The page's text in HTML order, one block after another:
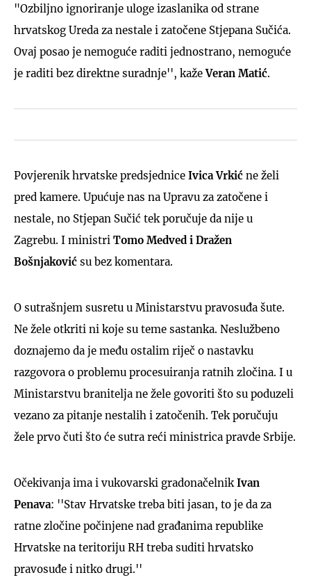
"Ozbiljno ignoriranje uloge izaslanika od strane
hrvatskog Ureda za nestale i zatočene Stjepana Sučića.
Ovaj posao je nemoguće raditi jednostrano, nemoguće
je raditi bez direktne suradnje'', kažeVeran Matić.
Povjerenik hrvatske predsjednice Ivica Vrkić ne želi
pred kamere. Upućuje nas na Upravu za zatočene i
nestale, no Stjepan Sučić tek poručuje da nije u
Zagrebu. I ministri Tomo Medved i Dražen
Bošnjaković su bez komentara.
O sutrašnjem susretu u Ministarstvu pravosuđa šute.
Ne žele otkriti ni koje su teme sastanka. Neslužbeno
doznajemo da je među ostalim riječ o nastavku
razgovora o problemu procesuiranja ratnih zločina. I u
Ministarstvu branitelja ne žele govoriti što su poduzeli
vezano za pitanje nestalih i zatočenih. Tek poručuju
žele prvo čuti što će sutra reći ministrica pravde Srbije.
Očekivanja ima i vukovarski gradonačelnik Ivan
Penava: ''Stav Hrvatske treba biti jasan, to je da za
ratne zločine počinjene nad građanima republike
Hrvatske na teritoriju RH treba suditi hrvatsko
pravosuđe i nitko drugi.''